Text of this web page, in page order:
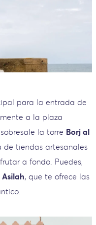
para la entrada de
a la plaza
la torre Borj al
de tiendas artesanales
a fondo. Puedes,
, que te ofrece las